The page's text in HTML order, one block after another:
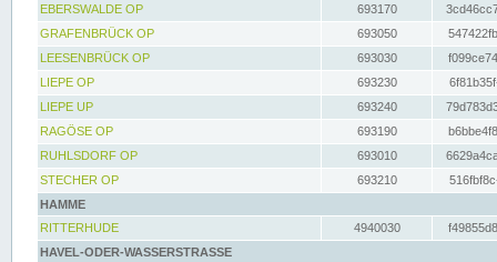
EBERSWALDE OP
693170
GRAFENBRÜCK OP
693050
LEESENBRÜCK OP
693030
LIEPE OP
693230
LIEPE UP
693240
RAGÖSE OP
693190
RUHLSDORF OP
693010
STECHER OP
693210
HAMME
RITTERHUDE
4940030
HAVEL-ODER-WASSERSTRASSE